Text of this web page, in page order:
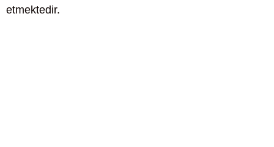
etmektedir.